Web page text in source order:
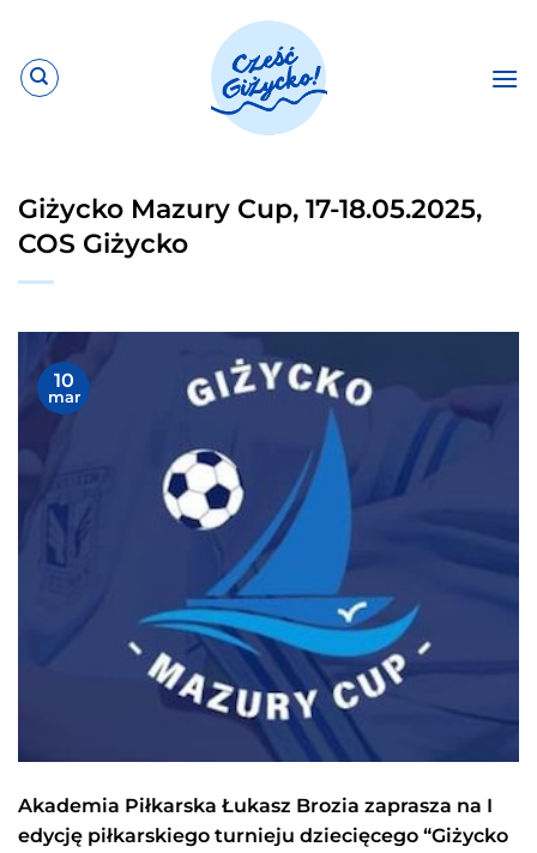
zawartości
Giżycko Mazury Cup, 17-18.05.2025,
COS Giżycko
10
mar
Akademia Piłkarska Łukasz Brozia zaprasza na I
edycję piłkarskiego turnieju dziecięcego “Giżycko